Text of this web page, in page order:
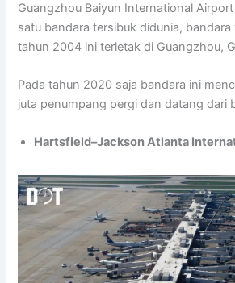
Guangzhou Baiyun International
satu bandara tersibuk didunia, bandara
tahun 2004 ini terletak di Guangzhou,
Pada tahun 2020 saja bandara ini
juta penumpang pergi dan datang dari
Hartsfield–Jackson Atlanta